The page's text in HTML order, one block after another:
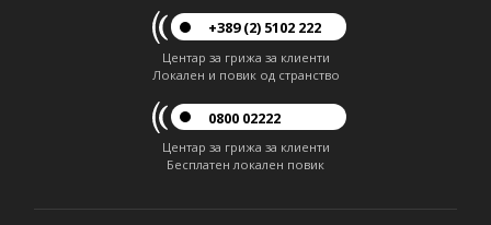
+389 (2) 5102 222
Центар за грижа за клиенти
Локален и повик од странство
0800 02222
Центар за грижа за клиенти
Бесплатен локален повик